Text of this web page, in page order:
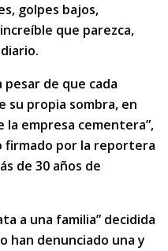
golpes bajos,
que parezca,
pesar de que cada
su propia sombra, en
empresa cementera”,
firmado por la reportera
de 30 años de
a una familia” decidida
han denunciado una y